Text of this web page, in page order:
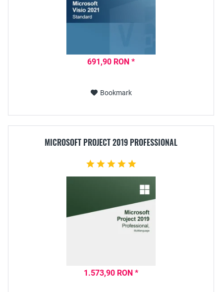
691,90 RON *
Bookmark
MICROSOFT PROJECT 2019 PROFESSIONAL
1.573,90 RON *